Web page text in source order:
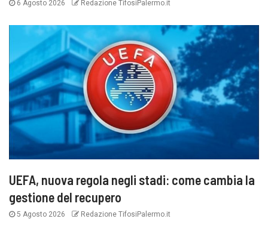
6 Agosto 2026 Redazione TifosiPalermo.it
UEFA, nuova regola negli stadi: come cambia la
gestione del recupero
5 Agosto 2026 Redazione TifosiPalermo.it